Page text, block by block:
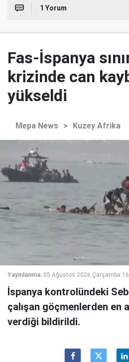
1 Yorum
Fas-İspanya
krizinde can
yükseldi
Mepa News > Kuzey Afrika
Yayınlanma: 05 Ağustos 2026 Çarşamba
İspanya kontrolündeki
çalışan göçmenlerden en
verdiği bildirildi.